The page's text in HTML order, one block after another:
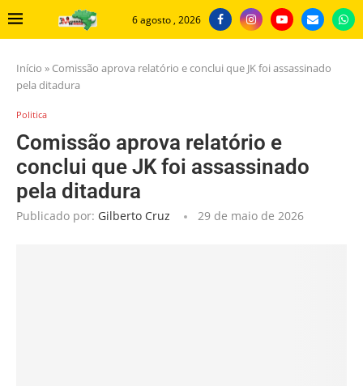
6 agosto , 2026
Início » Comissão aprova relatório e conclui que JK foi assassinado
pela ditadura
Politica
Comissão aprova relatório e
conclui que JK foi assassinado
pela ditadura
Publicado por: Gilberto Cruz 29 de maio de 2026